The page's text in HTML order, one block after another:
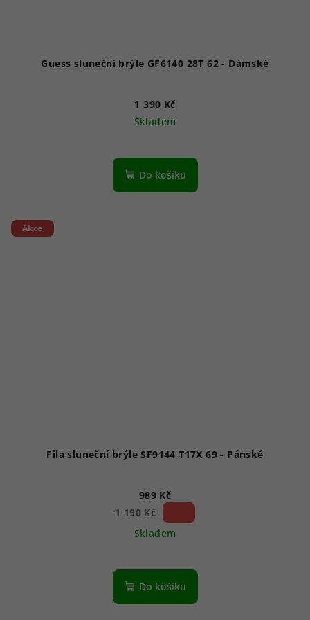
Guess sluneční brýle GF6140 28T 62 - Dámské
1 390 Kč
Skladem
Do košíku
Akce
Fila sluneční brýle SF9144 T17X 69 - Pánské
989 Kč
1 190 Kč
Skladem
hodnocení
produktu
Do košíku